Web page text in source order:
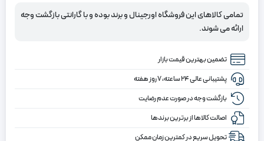
مکانیزم
طرح
مشکی
تمامی کالاهای این فروشگاه اورجینال و برند بوده و با گارانتی بازگشت وجه
ارائه می شوند.
تضمین بهترین قیمت بازار
پشتیبانی عالی ۲۴ ساعته، ۷ روز هفته
بازگشت وجه در صورت عدم رضایت
اصالت کالاها از برترین برندها
تحویل سریع در کمترین زمان ممکن